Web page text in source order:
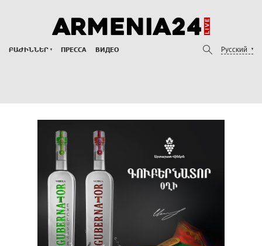
ԲԱԺԻՆՆԵՐ ПРЕССА ВИДЕО Русский